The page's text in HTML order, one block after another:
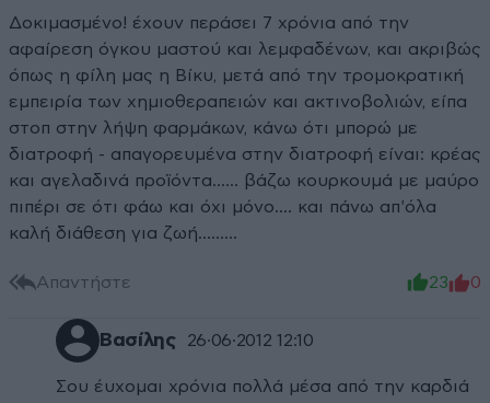
Δοκιμασμένο! έχουν περάσει 7 χρόνια από την
αφαίρεση όγκου μαστού και λεμφαδένων, και ακριβώς
όπως η φίλη μας η Βίκυ, μετά από την τρομοκρατική
εμπειρία των χημιοθεραπειών και ακτινοβολιών, είπα
στοπ στην λήψη φαρμάκων, κάνω ότι μπορώ με
διατροφή - απαγορευμένα στην διατροφή είναι: κρέας
και αγελαδινά προϊόντα...... βάζω κουρκουμά με μαύρο
πιπέρι σε ότι φάω και όχι μόνο.... και πάνω απ'όλα
καλή διάθεση για ζωή.........
Απαντήστε 23 0
Βασίλης 26·06·2012 12:10
Σου έυχομαι χρόνια πολλά μέσα από την καρδιά